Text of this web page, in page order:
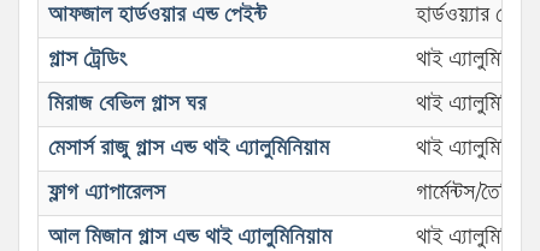
আফজাল হার্ডওয়ার এন্ড পেইন্ট
হার্ডওয়্যার
গ্লাস ট্রেডিং
থাই
মিরাজ বেভিল গ্লাস ঘর
থাই
মেসার্স রাজু গ্লাস এন্ড থাই এ্যালুমিনিয়াম
থাই
ফ্লাগ এ্যাপারেলস
গার্মেন্টস/তৈরি
আল মিজান গ্লাস এন্ড থাই এ্যালুমিনিয়াম
থাই